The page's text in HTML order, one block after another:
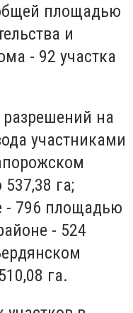
площадью
и
- 92 участка
на
участниками
га;
- 796 площадью
- 524
га.